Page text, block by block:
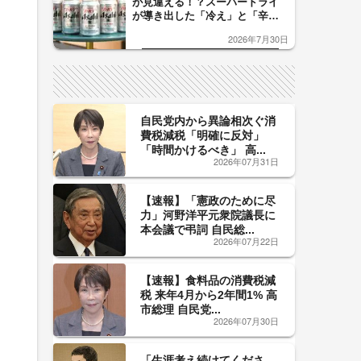
が導き出した「冷え」と「辛
した「辛口カーブ」が飲み頃の
2026年7月30日
自民党内から異論相次ぐ消
費税減税「明確に反対」
「時間かけるべき」 高...
2026年07月31日
【速報】「憲政のために尽
力」河野洋平元衆院議長に
本会議で弔詞 自民総...
2026年07月22日
【速報】食料品の消費税減
税 来年4月から2年間1% 高
市総理 自民党...
2026年07月30日